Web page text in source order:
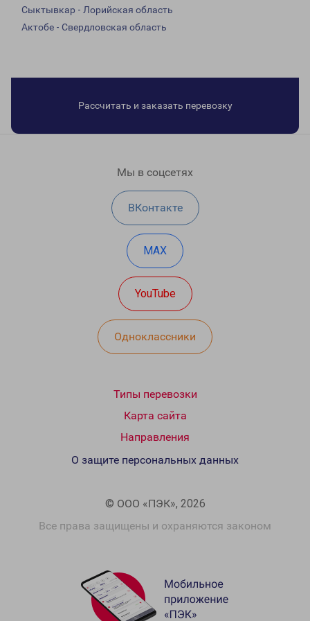
Сыктывкар - Лорийская область
Актобе - Свердловская область
Рассчитать и заказать перевозку
Мы в соцсетях
ВКонтакте
MAX
YouTube
Одноклассники
Типы перевозки
Карта сайта
Направления
© ООО «ПЭК», 2026
Все права защищены и охраняются законом
О защите персональных данных